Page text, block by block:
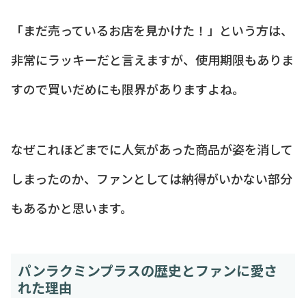
「まだ売っているお店を見かけた！」という方は、
非常にラッキーだと言えますが、使用期限もありま
すので買いだめにも限界がありますよね。
なぜこれほどまでに人気があった商品が姿を消して
しまったのか、ファンとしては納得がいかない部分
もあるかと思います。
パンラクミンプラスの歴史とファンに愛さ
れた理由